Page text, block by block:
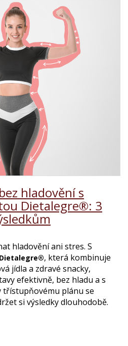
hladovění s
Dietalegre®: 3
hladovění ani stres. S
, která kombinuje
jídla a zdravé snacky,
efektivně, bez hladu a s
třístupňovému plánu se
si výsledky dlouhodobě.